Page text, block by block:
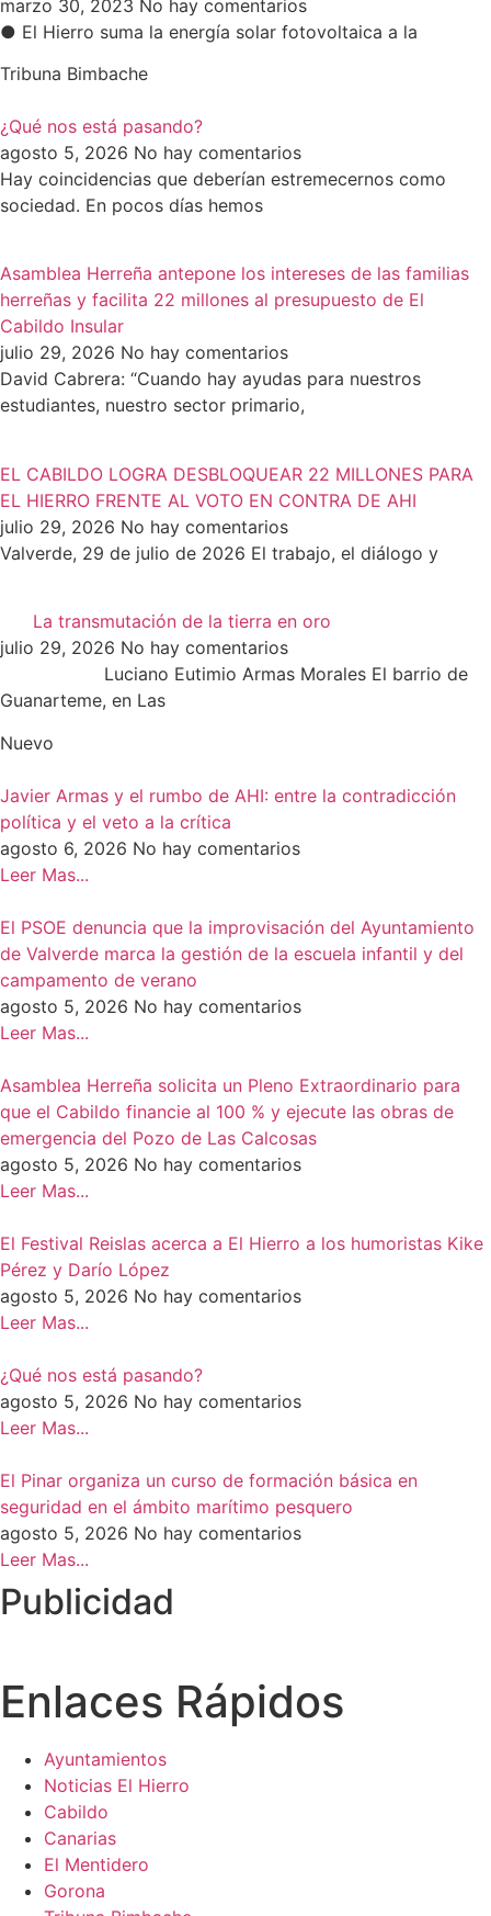
marzo 30, 2023 No hay comentarios
● El Hierro suma la energía solar fotovoltaica a la
Tribuna Bimbache
¿Qué nos está pasando?
agosto 5, 2026 No hay comentarios
Hay coincidencias que deberían estremecernos como
sociedad. En pocos días hemos
Asamblea Herreña antepone los intereses de las familias
herreñas y facilita 22 millones al presupuesto de El
Cabildo Insular
julio 29, 2026 No hay comentarios
David Cabrera: “Cuando hay ayudas para nuestros
estudiantes, nuestro sector primario,
EL CABILDO LOGRA DESBLOQUEAR 22 MILLONES PARA
EL HIERRO FRENTE AL VOTO EN CONTRA DE AHI
julio 29, 2026 No hay comentarios
Valverde, 29 de julio de 2026 El trabajo, el diálogo y
La transmutación de la tierra en oro
julio 29, 2026 No hay comentarios
Luciano Eutimio Armas Morales El barrio de
Guanarteme, en Las
Nuevo
Javier Armas y el rumbo de AHI: entre la contradicción
política y el veto a la crítica
agosto 6, 2026 No hay comentarios
Leer Mas...
El PSOE denuncia que la improvisación del Ayuntamiento
de Valverde marca la gestión de la escuela infantil y del
campamento de verano
agosto 5, 2026 No hay comentarios
Leer Mas...
Asamblea Herreña solicita un Pleno Extraordinario para
que el Cabildo financie al 100 % y ejecute las obras de
emergencia del Pozo de Las Calcosas
agosto 5, 2026 No hay comentarios
Leer Mas...
El Festival Reislas acerca a El Hierro a los humoristas Kike
Pérez y Darío López
agosto 5, 2026 No hay comentarios
Leer Mas...
¿Qué nos está pasando?
agosto 5, 2026 No hay comentarios
Leer Mas...
El Pinar organiza un curso de formación básica en
seguridad en el ámbito marítimo pesquero
agosto 5, 2026 No hay comentarios
Leer Mas...
Publicidad
Enlaces Rápidos
Ayuntamientos
Noticias El Hierro
Cabildo
Canarias
El Mentidero
Gorona